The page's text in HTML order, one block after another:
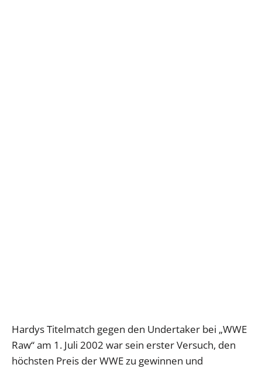
Hardys Titelmatch gegen den Undertaker bei „WWE
Raw“ am 1. Juli 2002 war sein erster Versuch, den
höchsten Preis der WWE zu gewinnen und